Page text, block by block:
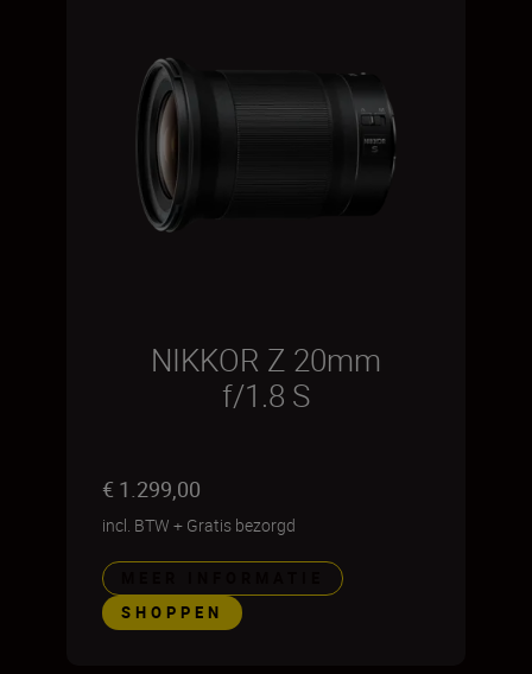
NIKKOR Z 20mm
f/1.8 S
€ 1.299,00
incl. BTW + Gratis bezorgd
SHOPPEN